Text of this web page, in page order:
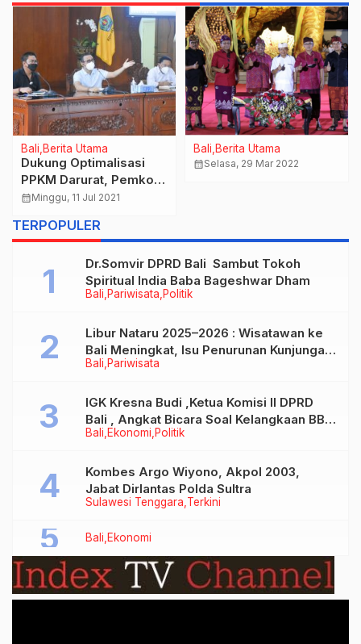
Bali Berita Utama
Dukung Optimalisasi
PPKM Darurat, Pemkot
Aktifkan Satgas Covid-
Banjar/Dusun
calendar_monthMinggu, 11 Jul 2021
Bali Berita Utama
calendar_monthSelasa, 29 Mar 2022
TERPOPULER
Bali Pariwisata Politik
Dr.Somvir DPRD Bali Sambut Tokoh
Spiritual India Baba Bageshwar Dham
Bali Pariwisata
Libur Nataru 2025–2026 : Wisatawan ke
Bali Meningkat, Isu Penurunan Kunjungan
Tidak Benar
Bali Ekonomi Politik
IGK Kresna Budi ,Ketua Komisi II DPRD
Bali , Angkat Bicara Soal Kelangkaan BBM
Bersubsidi Jenis Solar
Sulawesi Tenggara Terkini
Kombes Argo Wiyono, Akpol 2003,
Jabat Dirlantas Polda Sultra
Bali Ekonomi